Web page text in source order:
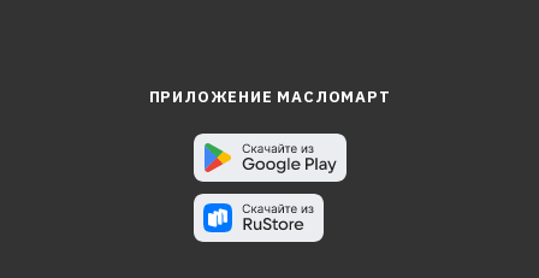
ПРИЛОЖЕНИЕ МАСЛОМАРТ